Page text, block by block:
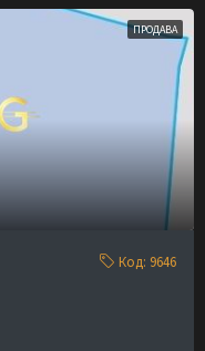
ПРОДАВА
Код: 9646